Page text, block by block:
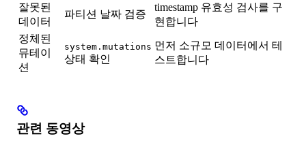
잘못된
데이터
파티션 날짜 검증
timestamp 유효성 검사를 구
현합니다
정체된
뮤테이
션
system.mutations
상태 확인
먼저 소규모 데이터에서 테
스트합니다
관련 동영상